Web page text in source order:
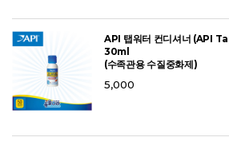
API 탭워터 컨디셔너 (API
30ml
(수족관용 수질중화제)
5,000